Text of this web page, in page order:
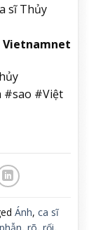
sĩ Thủy
Vietnamnet
#sao #Việt
Ánh, ca sĩ
phẫn, rõ, rối,